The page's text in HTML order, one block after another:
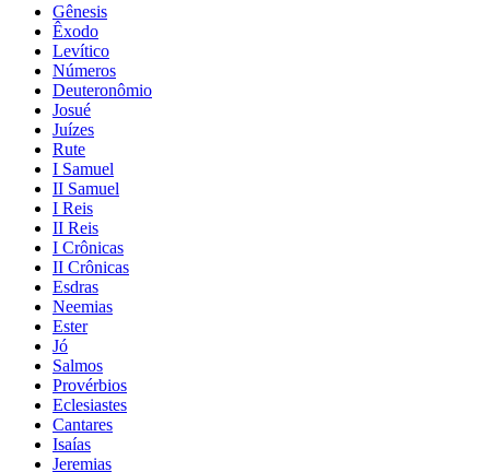
Gênesis
Êxodo
Levítico
Números
Deuteronômio
Josué
Juízes
Rute
I Samuel
II Samuel
I Reis
II Reis
I Crônicas
II Crônicas
Esdras
Neemias
Ester
Jó
Salmos
Provérbios
Eclesiastes
Cantares
Isaías
Jeremias